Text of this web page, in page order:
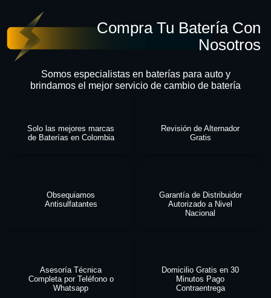
Compra Tu Batería Con
Nosotros
Somos especialistas en baterías para auto y
brindamos el mejor servicio de cambio de batería
Solo las mejores marcas
de Baterías en Colombia
Revisión de Alternador
Gratis
Obsequiamos
Antisulfatantes
Garantía de Distribuidor
Autorizado a Nivel
Nacional
Asesoría Técnica
Completa por Teléfono o
Whatsapp
Domicilio Gratis en 30
Minutos Pago
Contraentrega